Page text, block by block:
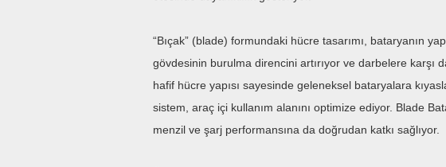
“Bıçak” (blade) formundaki hücre tasarımı, bataryanın
gövdesinin burulma direncini artırıyor ve darbelere karşı
hafif hücre yapısı sayesinde geleneksel bataryalara
sistem, araç içi kullanım alanını optimize ediyor. Blade
menzil ve şarj performansına da doğrudan katkı sağlıyor.